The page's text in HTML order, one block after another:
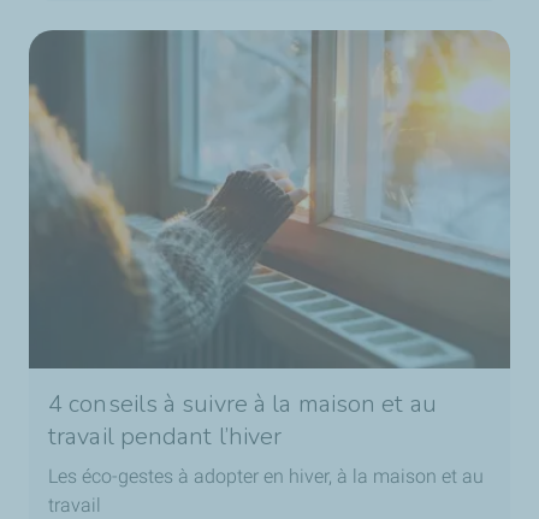
4 conseils à suivre à la maison et au
travail pendant l’hiver
Les éco-gestes à adopter en hiver, à la maison et au
travail